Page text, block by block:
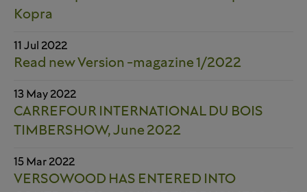
Kopra
11 Jul 2022
Read new Version -magazine 1/2022
13 May 2022
CARREFOUR INTERNATIONAL DU BOIS
TIMBERSHOW, June 2022
15 Mar 2022
VERSOWOOD HAS ENTERED INTO